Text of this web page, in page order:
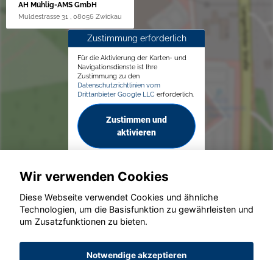
AH Mühlig-AMS GmbH
Muldestrasse 31 , 08056 Zwickau
Zustimmung erforderlich
Für die Aktivierung der Karten- und
Navigationsdienste ist Ihre
Zustimmung zu den
Datenschutzrichtlinien vom
Drittanbieter Google LLC erforderlich.
Zustimmen und
aktivieren
© konjunkturmotor.de GmbH 2020 - 2026
Wir verwenden Cookies
Diese Webseite verwendet Cookies und ähnliche
Technologien, um die Basisfunktion zu gewährleisten und
um Zusatzfunktionen zu bieten.
Notwendige akzeptieren